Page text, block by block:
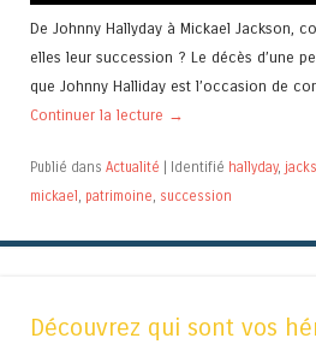
De Johnny Hallyday à Mickael Jackson,
elles leur succession ? Le décès d’une
que Johnny Halliday est l’occasion de
Continuer la lecture →
Publié dans Actualité | Identifié hallyday,
mickael, patrimoine, succession
Découvrez qui sont vos